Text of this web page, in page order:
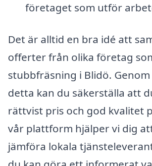
företaget som utför
Det är alltid en bra idé att
offerter från olika företag
stubbfräsning i Blidö.
detta kan du säkerställa att
rättvist pris och god kvalitet
vår plattform hjälper vi dig
jämföra lokala